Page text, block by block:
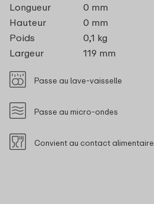
Longueur
0 mm
Hauteur
0 mm
Poids
0,1 kg
Largeur
119 mm
Passe au lave-vaisselle
Passe au micro-ondes
Convient au contact alimentaire